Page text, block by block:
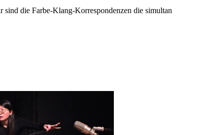
die Farbe-Klang-Korrespondenzen die simultan